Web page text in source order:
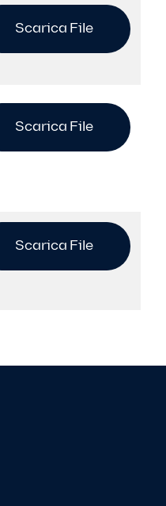
Scarica File
Scarica File
Scarica File